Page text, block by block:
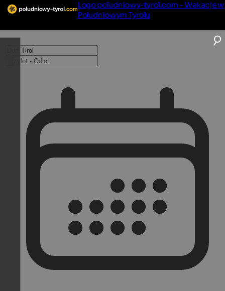
Logo poludniowy-tyrol.com - Wakacje w
Południowym Tyrolu